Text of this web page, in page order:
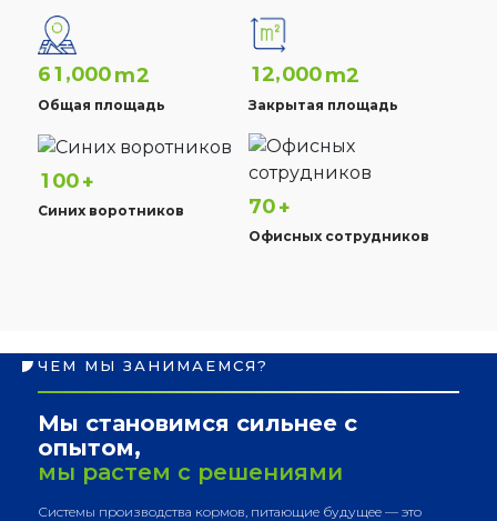
61 ,000m2
Общая площадь
12,000m2
Закрытая площадь
1 00+
Синих воротников 70+
Офисных сотрудников
ЧЕМ МЫ ЗАНИМАЕМСЯ?
Мы становимся сильнее с
опытом,
мы растем с решениями
Системы производства кормов, питающие будущее — это